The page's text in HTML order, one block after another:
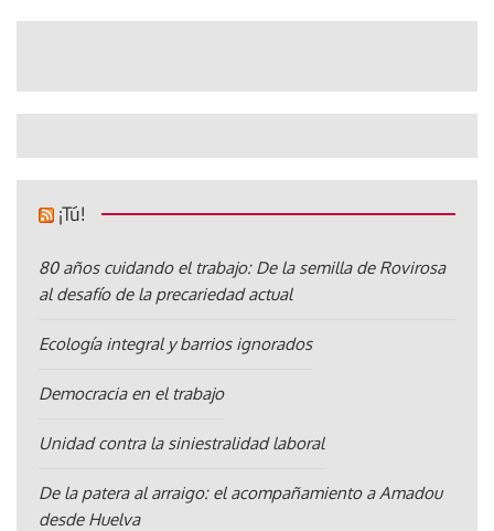
¡Tú!
80 años cuidando el trabajo: De la semilla de Rovirosa
al desafío de la precariedad actual
Ecología integral y barrios ignorados
Democracia en el trabajo
Unidad contra la siniestralidad laboral
De la patera al arraigo: el acompañamiento a Amadou
desde Huelva